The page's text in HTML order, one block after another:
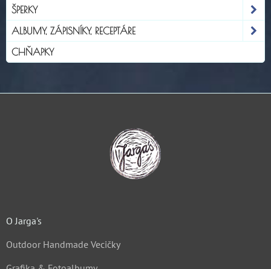
ŠPERKY
ALBUMY, ZÁPISNÍKY, RECEPTÁRE
CHŇAPKY
O Jarga's
Outdoor Handmade Vecičky